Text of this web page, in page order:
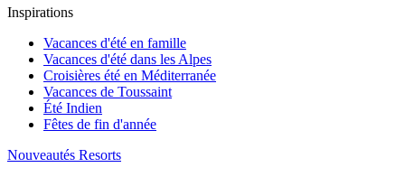
Inspirations
Vacances d'été en famille
Vacances d'été dans les Alpes
Croisières été en Méditerranée
Vacances de Toussaint
Été Indien
Fêtes de fin d'année
Nouveautés Resorts